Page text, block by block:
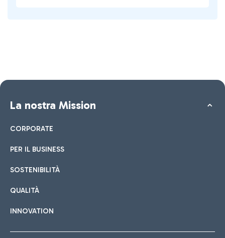
La nostra Mission
CORPORATE
PER IL BUSINESS
SOSTENIBILITÀ
QUALITÀ
INNOVATION